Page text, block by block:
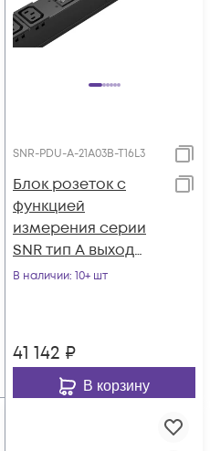
SNR-PDU-A-21A03B-T16L3
Блок розеток с
функцией
измерения серии
SNR тип A выход
21*C13 и 3*C19 вход
В наличии: 10+ шт
41 142 ₽
В корзину